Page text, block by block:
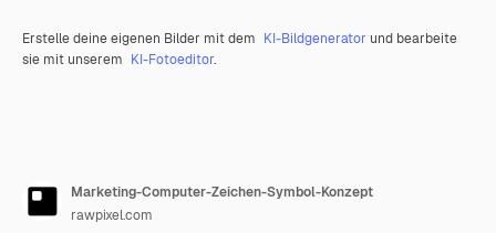
Erstelle deine eigenen Bilder mit dem KI-Bildgenerator und bearbeite
sie mit unserem KI-Fotoeditor.
Marketing-Computer-Zeichen-Symbol-Konzept
rawpixel.com